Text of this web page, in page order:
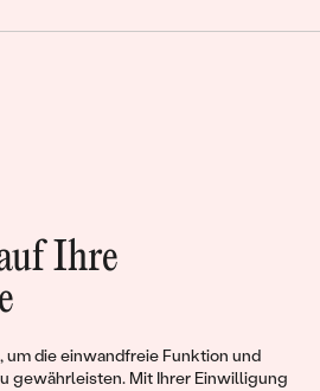
Ihre
die einwandfreie Funktion und
gewährleisten. Mit Ihrer Einwilligung
wir
Schönheit und